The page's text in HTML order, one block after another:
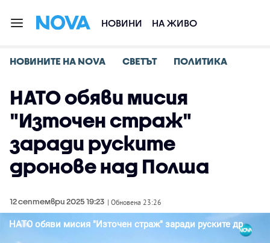
НОВИНИ НА ЖИВО
НОВИНИТЕ НА NOVA СВЕТЪТ ПОЛИТИКА
НАТО обяви мисия
"Източен страж"
заради руските
дронове над Полша
12 септември 2025 19:23 | Обновена 23:26